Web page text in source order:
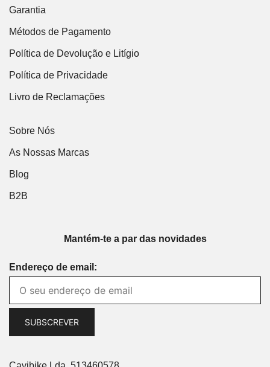
Garantia
Métodos de Pagamento
Política de Devolução e Litígio
Política de Privacidade
Livro de Reclamações
Sobre Nós
As Nossas Marcas
Blog
B2B
Mantém-te a par das novidades
Endereço de email: